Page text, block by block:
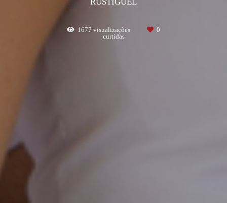
1677 visualizações
0
curtidas